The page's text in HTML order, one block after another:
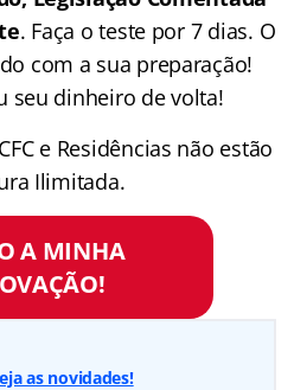
. Faça o teste por 7 dias. O
com a sua preparação!
seu dinheiro de volta!
e Residências não estão
Ilimitada.
A MINHA
as novidades!